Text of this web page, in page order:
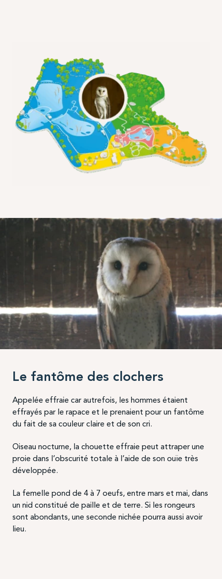
Le fantôme des clochers
Appelée effraie car autrefois, les hommes étaient
effrayés par le rapace et le prenaient pour un fantôme
du fait de sa couleur claire et de son cri.
Oiseau nocturne, la chouette effraie peut attraper une
proie dans l’obscurité totale à l’aide de son ouïe très
développée.
La femelle pond de 4 à 7 oeufs, entre mars et mai, dans
un nid constitué de paille et de terre. Si les rongeurs
sont abondants, une seconde nichée pourra aussi avoir
lieu.
Je protège l'ours brun